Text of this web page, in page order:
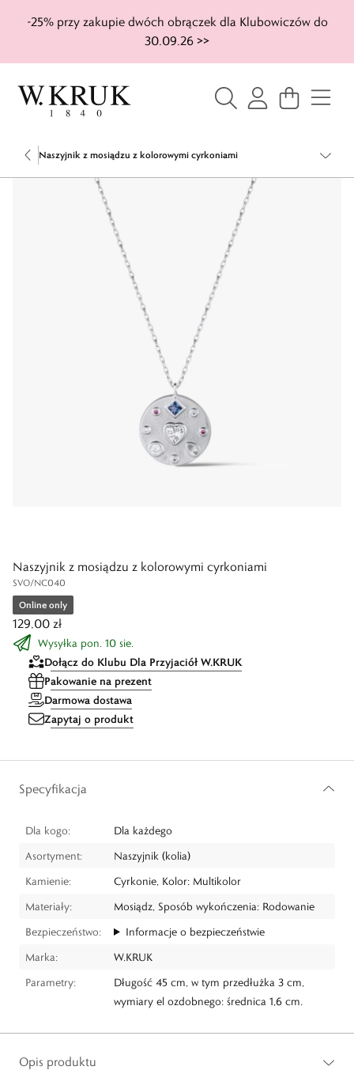
-25% przy zakupie dwóch obrączek dla Klubowiczów do
30.09.26 >>
Naszyjnik z mosiądzu z kolorowymi cyrkoniami
Naszyjnik z mosiądzu z kolorowymi cyrkoniami
SVO/NC040
Online only
129,00 zł
Wysyłka pon. 10 sie.
Dołącz do Klubu Dla Przyjaciół W.KRUK
Pakowanie na prezent
Darmowa dostawa
Zapytaj o produkt
Specyfikacja
Dla kogo:
Dla każdego
Asortyment:
Naszyjnik (kolia)
Kamienie:
Cyrkonie, Kolor: Multikolor
Materiały:
Mosiądz, Sposób wykończenia: Rodowanie
Bezpieczeństwo:
Informacje o bezpieczeństwie
Marka:
W.KRUK
Parametry:
Długość 45 cm, w tym przedłużka 3 cm,
wymiary el ozdobnego: średnica 1,6 cm.
Opis produktu